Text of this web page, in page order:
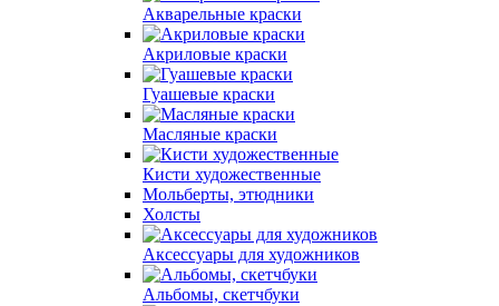
Акварельные краски
Акриловые краски
Гуашевые краски
Масляные краски
Кисти художественные
Мольберты, этюдники
Холсты
Аксессуары для художников
Альбомы, скетчбуки